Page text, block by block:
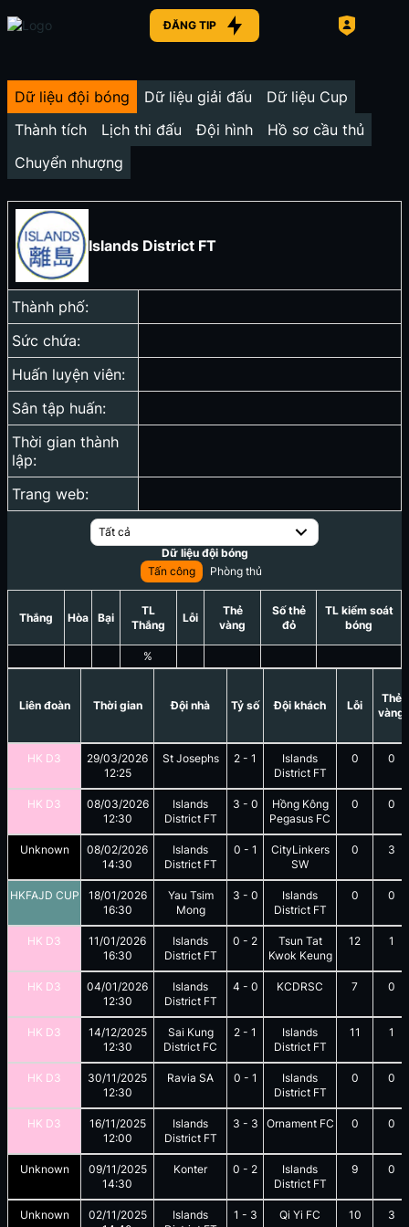
ĐĂNG TIP
Dữ liệu đội bóng Dữ liệu giải đấu
Dữ liệu Cup
Thành tích
Lịch thi đấu Đội hình
Hồ sơ cầu thủ
Chuyển nhượng
Islands District FT
Thành phố:
Sức chứa:
Huấn luyện viên:
Sân tập huấn:
Thời gian thành
lập:
Trang web:
Tất cả
Dữ liệu đội bóng
Tấn công
Phòng thủ
Thắng Hòa Bại
TL
Thắng
%
Lỗi
Thẻ
vàng
Số thẻ
đỏ
TL kiểm soát
bóng
Liên đoàn Thời gian Đội nhà Tỷ số Đội khách Lỗi
Thẻ
vàng
HK D3
29/03/2026
12:25
St Josephs 2 - 1
Islands
District FT
0 0
HK D3
08/03/2026
12:30
Islands
District FT
3 - 0
Hồng Kông
Pegasus FC
0 0
Unknown
08/02/2026
14:30
Islands
District FT
0 - 1
CityLinkers
SW
0 3
HKFAJD CUP
18/01/2026
16:30
Yau Tsim
Mong
3 - 0
Islands
District FT
0 0
HK D3
11/01/2026
16:30
Islands
District FT
0 - 2
Tsun Tat
Kwok Keung
12 1
HK D3
04/01/2026
12:30
Islands
District FT
4 - 0 KCDRSC 7 0
HK D3
14/12/2025
12:30
Sai Kung
District FC
2 - 1
Islands
District FT
11 1
HK D3
30/11/2025
12:30
Ravia SA 0 - 1
Islands
District FT
0 0
HK D3
16/11/2025
12:00
Islands
District FT
3 - 3 Ornament FC 0 0
Unknown
09/11/2025
14:30
Konter 0 - 2
Islands
District FT
9 0
Unknown
02/11/2025
Islands
1 - 3 Qi Yi FC 10 3